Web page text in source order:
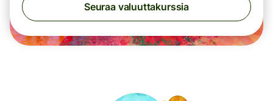
Seuraa valuuttakurssia